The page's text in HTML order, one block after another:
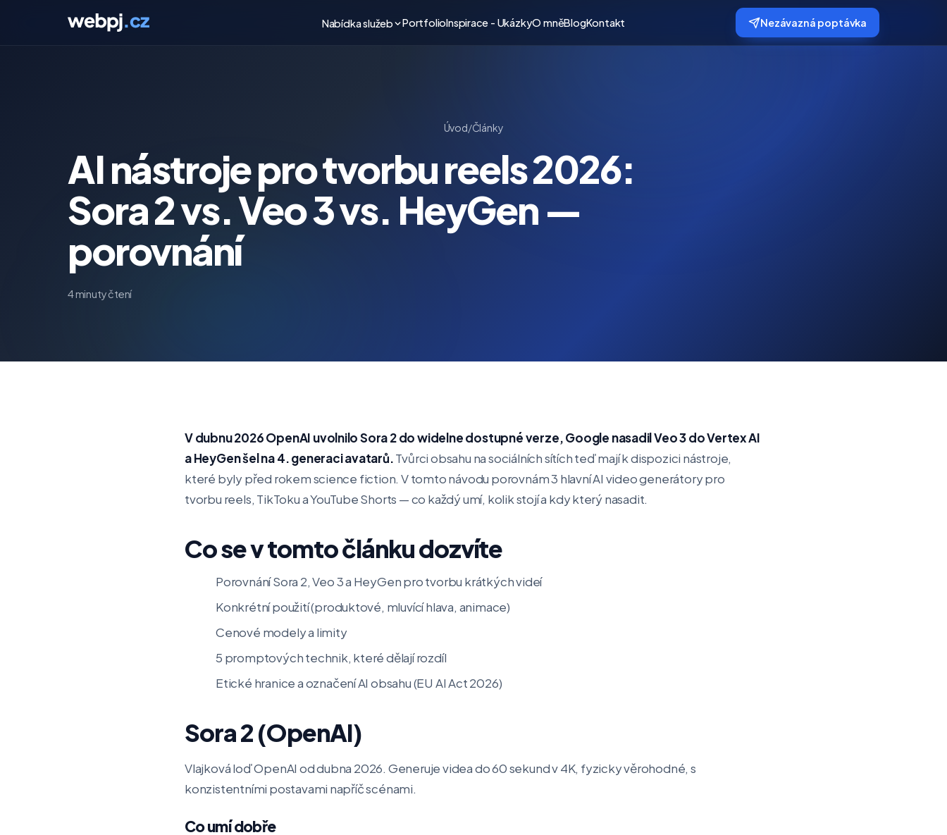
Nabídka služeb PortfolioInspirace - UkázkyO mněBlogKontakt Nezávazná poptávka
Úvod/Články
AI nástroje pro tvorbu reels 2026:
Sora 2 vs. Veo 3 vs. HeyGen —
porovnání
4 minuty čtení
V dubnu 2026 OpenAI uvolnilo Sora 2 do widelne dostupné verze, Google nasadil Veo 3 do Vertex AI
a HeyGen šel na 4. generaci avatarů.Tvůrci obsahu na sociálních sítích teď mají k dispozici nástroje,
které byly před rokem science fiction. V tomto návodu porovnám 3 hlavní AI video generátory pro
tvorbu reels, TikToku a YouTube Shorts — co každý umí, kolik stojí a kdy který nasadit.
Co se v tomto článku dozvíte
Porovnání Sora 2, Veo 3 a HeyGen pro tvorbu krátkých videí
Konkrétní použití (produktové, mluvící hlava, animace)
Cenové modely a limity
5 promptových technik, které dělají rozdíl
Etické hranice a označení AI obsahu (EU AI Act 2026)
Sora 2 (OpenAI)
Vlajková loď OpenAI od dubna 2026. Generuje videa do 60 sekund v 4K, fyzicky věrohodné, s
konzistentními postavami napříč scénami.
Co umí dobře